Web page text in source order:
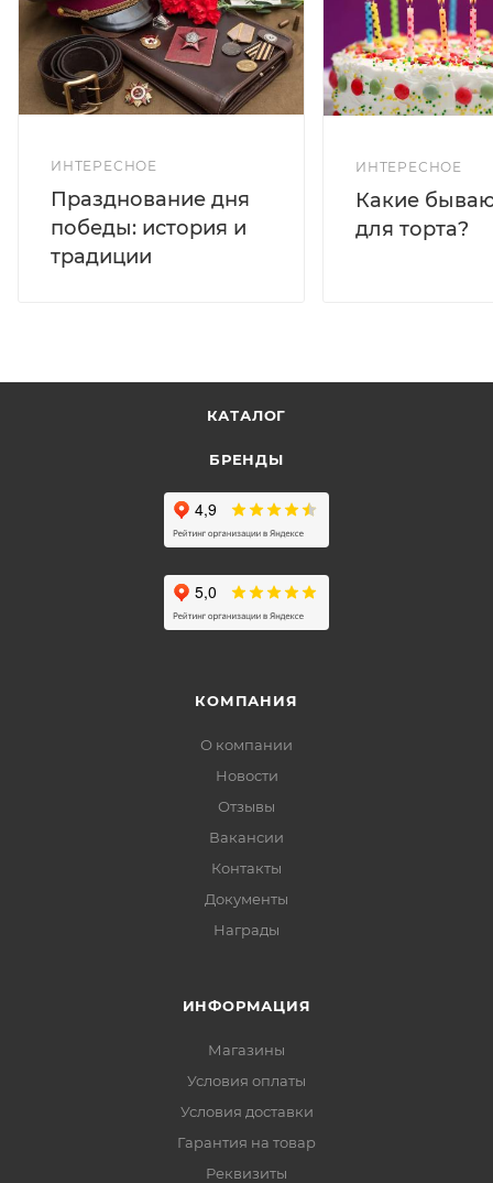
ИНТЕРЕСНОЕ
Празднование дня
победы: история и
традиции
ИНТЕРЕСНОЕ
Какие
для торта?
КАТАЛОГ
БРЕНДЫ
КОМПАНИЯ
О компании
Новости
Отзывы
Вакансии
Контакты
Документы
Награды
ИНФОРМАЦИЯ
Магазины
Условия оплаты
Условия доставки
Гарантия на товар
Реквизиты